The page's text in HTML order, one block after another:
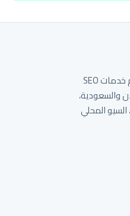
سبايدرلاب شركة سيو في الأردن تقدم خدمات SEO
والسعودية،
السيو المحلي